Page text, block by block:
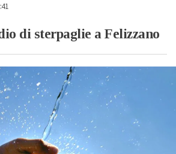
di sterpaglie a Felizzano